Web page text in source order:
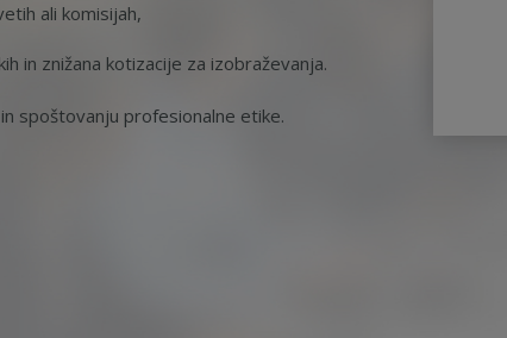
ali komisijah,
in znižana kotizacije za izobraževanja.
spoštovanju profesionalne etike.